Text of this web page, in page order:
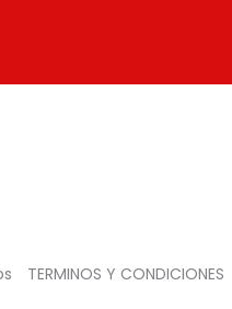
TERMINOS Y CONDICIONES